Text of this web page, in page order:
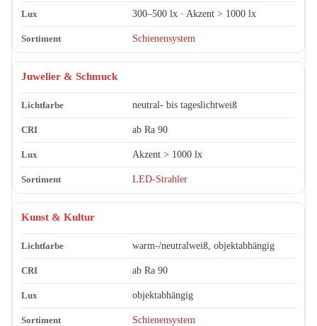
300–500 lx · Akzent > 1000 lx
Schienensystem
Juwelier & Schmuck
neutral- bis tageslichtweiß
ab Ra 90
Akzent > 1000 lx
LED-Strahler
Kunst & Kultur
warm-/neutralweiß, objektabhängig
ab Ra 90
objektabhängig
Schienensystem